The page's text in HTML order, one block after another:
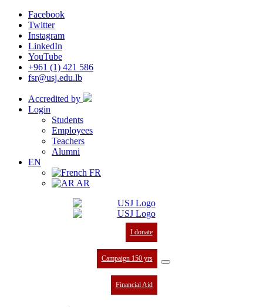
Facebook
Twitter
Instagram
LinkedIn
YouTube
+961 (1) 421 586
fsr@usj.edu.lb
Accredited by
Login
Students
Employees
Teachers
Alumni
EN
FR
AR
I donate
Campaign 150 yrs
Financial Aid